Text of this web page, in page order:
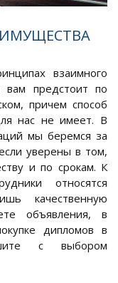
взаимного
вам предстоит по
причем способ
нас не имеет. В
мы беремся за
уверены в том,
и по срокам. К
относятся
качественную
объявления, в
дипломов в
с выбором